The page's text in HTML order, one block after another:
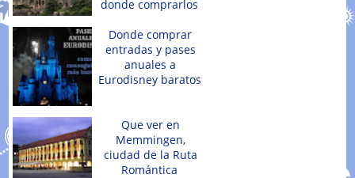
donde comprarlos
Donde comprar
entradas y pases
anuales a
Eurodisney baratos
Que ver en
Memmingen,
ciudad de la Ruta
Romántica